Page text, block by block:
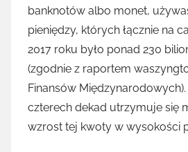
banknotów albo monet,
pieniędzy, których łącznie na
2017 roku było ponad 230
(zgodnie z raportem
Finansów
czterech dekad utrzymuje się
wzrost tej kwoty w wysokości